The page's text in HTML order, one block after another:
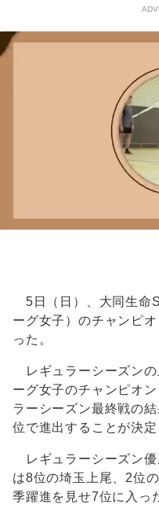
5日（日）、大同生命
ーグ女子）のチャンピ
った。
レギュラーシーズンの
ーグ女子のチャンピオ
ラーシーズン最終戦の
位で進出することが決
レギュラーシーズン
は8位の埼玉上尾、2位
季躍進を見せ7位に入っ